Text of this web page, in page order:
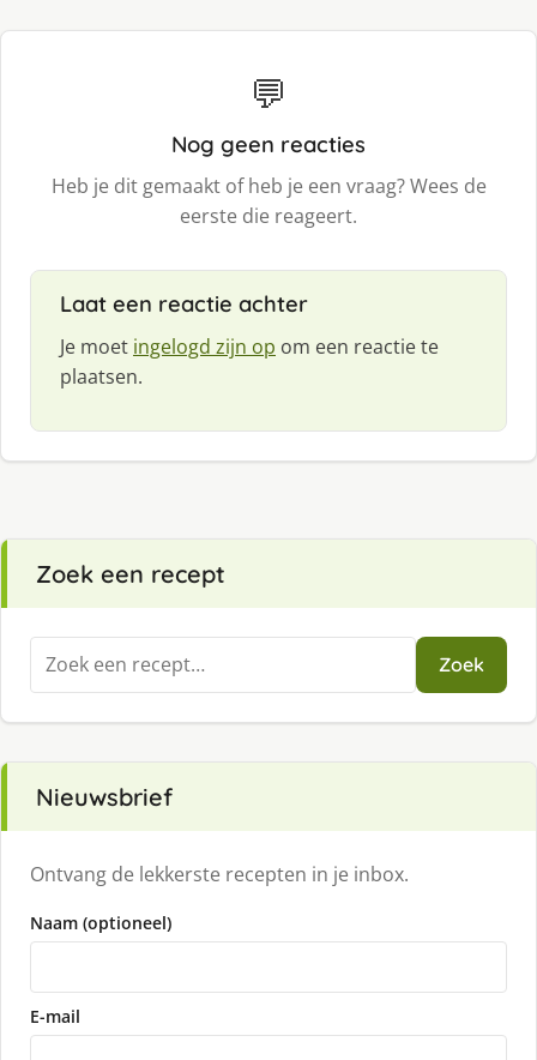
💬
Nog geen reacties
Heb je dit gemaakt of heb je een vraag? Wees de
eerste die reageert.
Laat een reactie achter
Je moet ingelogd zijn op om een reactie te
plaatsen.
Zoek een recept
Zoeken
naar:
Zoek
Nieuwsbrief
Ontvang de lekkerste recepten in je inbox.
Naam (optioneel)
E-mail